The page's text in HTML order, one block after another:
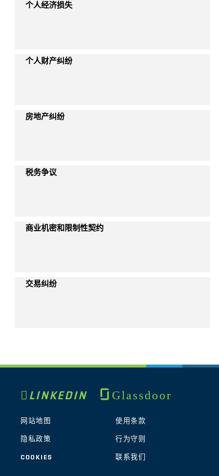
个人经济损失
个人财产纠纷
房地产纠纷
税务争议
商业机密和限制性契约
交易纠纷
LINKEDIN Glassdoor
网站地图 使用条款
隐私政策 行为守则
COOKIES 联系我们